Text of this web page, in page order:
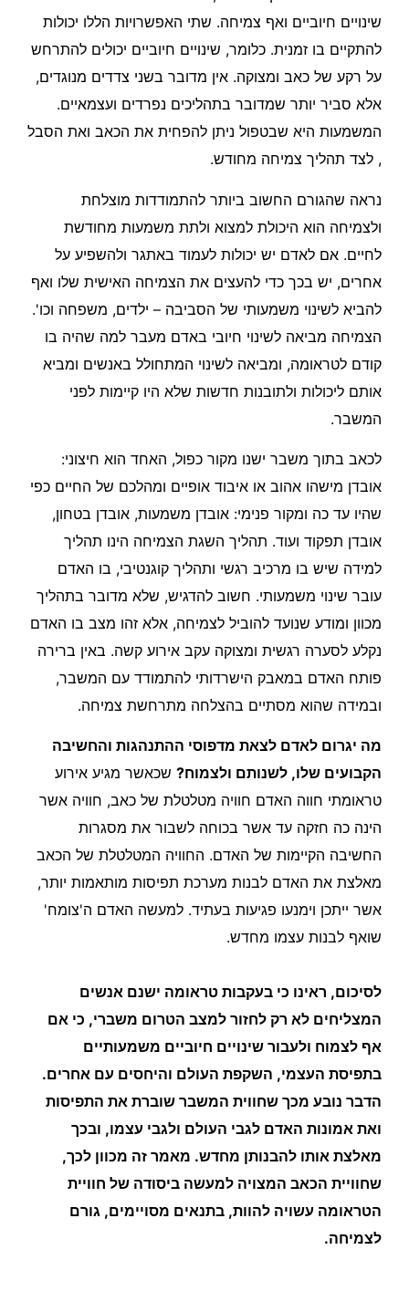
שינויים חיוביים ואף צמיחה. שתי האפשרויות הללו יכולות
להתקיים בו זמנית. כלומר, שינויים חיוביים יכולים להתרחש
על רקע של כאב ומצוקה. אין מדובר בשני צדדים מנוגדים,
אלא סביר יותר שמדובר בתהליכים נפרדים ועצמאיים.
המשמעות היא שבטפול ניתן להפחית את הכאב ואת הסבל
, לצד תהליך צמיחה מחודש.
נראה שהגורם החשוב ביותר להתמודדות מוצלחת
ולצמיחה הוא היכולת למצוא ולתת משמעות מחודשת
לחיים. אם לאדם יש יכולות לעמוד באתגר ולהשפיע על
אחרים, יש בכך כדי להעצים את הצמיחה האישית שלו ואף
להביא לשינוי משמעותי של הסביבה – ילדים, משפחה וכו'.
הצמיחה מביאה לשינוי חיובי באדם מעבר למה שהיה בו
קודם לטראומה, ומביאה לשינוי המתחולל באנשים ומביא
אותם ליכולות ולתובנות חדשות שלא היו קיימות לפני
המשבר.
לכאב בתוך משבר ישנו מקור כפול, האחד הוא חיצוני:
אובדן מישהו אהוב או איבוד אופיים ומהלכם של החיים כפי
שהיו עד כה ומקור פנימי: אובדן משמעות, אובדן בטחון,
אובדן תפקוד ועוד. תהליך השגת הצמיחה הינו תהליך
למידה שיש בו מרכיב רגשי ותהליך קוגנטיבי, בו האדם
עובר שינוי משמעותי. חשוב להדגיש, שלא מדובר בתהליך
מכוון ומודע שנועד להוביל לצמיחה, אלא זהו מצב בו האדם
נקלע לסערה רגשית ומצוקה עקב אירוע קשה. באין ברירה
פותח האדם במאבק הישרדותי להתמודד עם המשבר,
ובמידה שהוא מסתיים בהצלחה מתרחשת צמיחה.
מה יגרום לאדם לצאת מדפוסי ההתנהגות והחשיבה
הקבועים שלו, לשנותם ולצמוח? שכאשר מגיע אירוע
טראומתי חווה האדם חוויה מטלטלת של כאב, חוויה אשר
הינה כה חזקה עד אשר בכוחה לשבור את מסגרות
החשיבה הקיימות של האדם. החוויה המטלטלת של הכאב
מאלצת את האדם לבנות מערכת תפיסות מותאמות יותר,
אשר ייתכן וימנעו פגיעות בעתיד. למעשה האדם ה'צומח'
שואף לבנות עצמו מחדש.
לסיכום, ראינו כי בעקבות טראומה ישנם אנשים
המצליחים לא רק לחזור למצב הטרום משברי, כי אם
אף לצמוח ולעבור שינויים חיוביים משמעותיים
בתפיסת העצמי, השקפת העולם והיחסים עם אחרים.
הדבר נובע מכך שחווית המשבר שוברת את התפיסות
ואת אמונות האדם לגבי העולם ולגבי עצמו, ובכך
מאלצת אותו להבנותן מחדש. מאמר זה מכוון לכך,
שחוויית הכאב המצויה למעשה ביסודה של חוויית
הטראומה עשויה להוות, בתנאים מסויימים, גורם
לצמיחה.